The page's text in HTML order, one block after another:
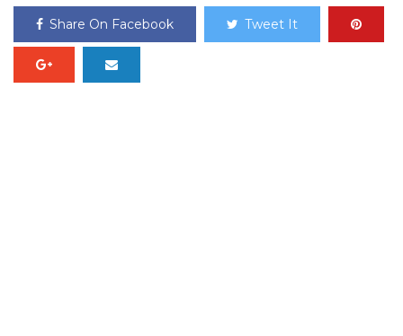
Share On Facebook Tweet It